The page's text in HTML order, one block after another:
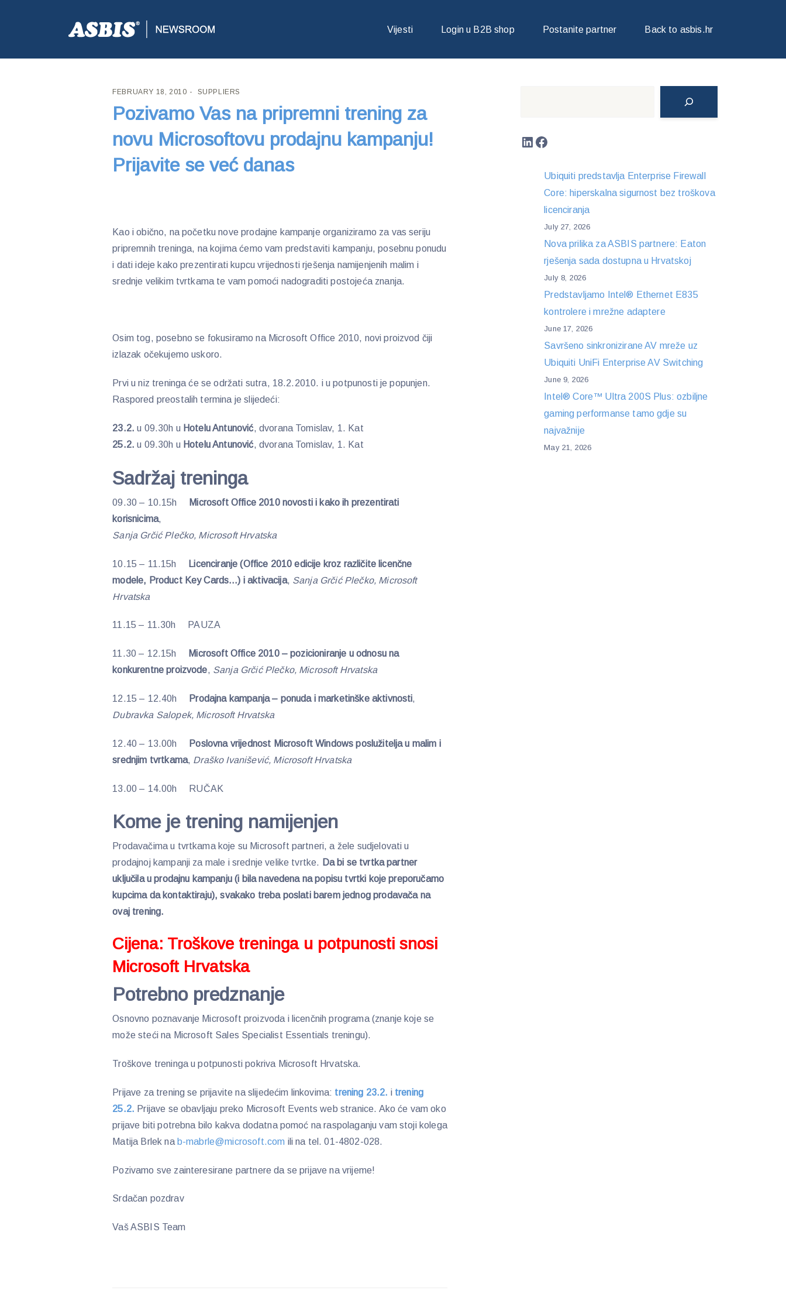
Vijesti Login u B2B shop Postanite partner Back to asbis.hr
ASBIS CROATIA>SUPPLIERS> POZIVAMO VAS NA PRIPREMNI TRENING ZA NOVU MICROSOFTOVU PRODAJNU KAMPANJU! PRIJAVITE SE VEĆ DANAS
FEBRUARY 18, 2010 SUPPLIERS
Pozivamo Vas na pripremni trening za
novu Microsoftovu prodajnu kampanju!
Prijavite se već danas
Kao i obično, na početku nove prodajne kampanje organiziramo za vas seriju
pripremnih treninga, na kojima ćemo vam predstaviti kampanju, posebnu ponudu
i dati ideje kako prezentirati kupcu vrijednosti rješenja namijenjenih malim i
srednje velikim tvrtkama te vam pomoći nadograditi postojeća znanja.
Osim tog, posebno se fokusiramo na Microsoft Office 2010, novi proizvod čiji
izlazak očekujemo uskoro.
Prvi u niz treninga će se održati sutra, 18.2.2010. i u potpunosti je popunjen.
Raspored preostalih termina je slijedeći:
23.2. u 09.30h u Hotelu Antunović, dvorana Tomislav, 1. Kat
25.2. u 09.30h u Hotelu Antunović, dvorana Tomislav, 1. Kat
Sadržaj treninga
09.30 – 10.15h
Microsoft Office 2010 novosti i kako ih prezentirati
korisnicima,
Sanja Grčić Plečko, Microsoft Hrvatska
10.15 – 11.15h
Licenciranje (Office 2010 edicije kroz različite licenčne
modele, Product Key Cards…) i aktivacija, Sanja Grčić Plečko, Microsoft
Hrvatska
11.15 – 11.30h PAUZA
11.30 – 12.15h
Microsoft Office 2010 – pozicioniranje u odnosu na
konkurentne proizvode, Sanja Grčić Plečko, Microsoft Hrvatska
12.15 – 12.40h Prodajna kampanja – ponuda i marketinške aktivnosti,
Dubravka Salopek, Microsoft Hrvatska
12.40 – 13.00h
Poslovna vrijednost Microsoft Windows poslužitelja u malim i
srednjim tvrtkama, Draško Ivanišević, Microsoft Hrvatska
13.00 – 14.00h RUČAK
Kome je trening namijenjen
Prodavačima u tvrtkama koje su Microsoft partneri, a žele sudjelovati u
prodajnoj kampanji za male i srednje velike tvrtke. Da bi se tvrtka partner
uključila u prodajnu kampanju (i bila navedena na popisu tvrtki koje preporučamo
kupcima da kontaktiraju), svakako treba poslati barem jednog prodavača na
ovaj trening.
Cijena: Troškove treninga u potpunosti snosi
Microsoft Hrvatska
Potrebno predznanje
Osnovno poznavanje Microsoft proizvoda i licenčnih programa (znanje koje se
može steći na Microsoft Sales Specialist Essentials treningu).
Troškove treninga u potpunosti pokriva Microsoft Hrvatska.
Prijave za trening se prijavite na slijedećim linkovima: trening 23.2. i trening
25.2. Prijave se obavljaju preko Microsoft Events web stranice. Ako će vam oko
prijave biti potrebna bilo kakva dodatna pomoć na raspolaganju vam stoji kolega
Matija Brlek na b-mabrle@microsoft.com ili na tel. 01-4802-028.
Pozivamo sve zainteresirane partnere da se prijave na vrijeme!
Srdačan pozdrav
Vaš ASBIS Team
LinkedIn
Facebook
Ubiquiti predstavlja Enterprise Firewall
Core: hiperskalna sigurnost bez troškova
licenciranja
July 27, 2026
Nova prilika za ASBIS partnere: Eaton
rješenja sada dostupna u Hrvatskoj
July 8, 2026
Predstavljamo Intel® Ethernet E835
kontrolere i mrežne adaptere
June 17, 2026
Savršeno sinkronizirane AV mreže uz
Ubiquiti UniFi Enterprise AV Switching
June 9, 2026
Intel® Core™ Ultra 200S Plus: ozbiljne
gaming performanse tamo gdje su
najvažnije
May 21, 2026